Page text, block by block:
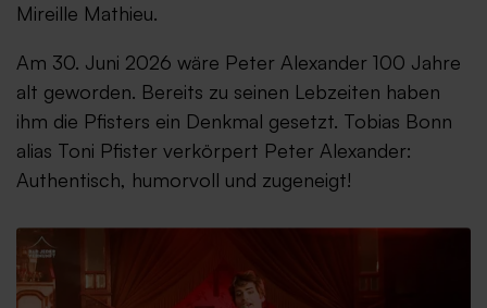
Mireille Mathieu.
Am 30. Juni 2026 wäre Peter Alexander 100 Jahre
alt geworden. Bereits zu seinen Lebzeiten haben
ihm die Pfisters ein Denkmal gesetzt. Tobias Bonn
alias Toni Pfister verkörpert Peter Alexander:
Authentisch, humorvoll und zugeneigt!